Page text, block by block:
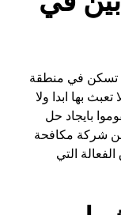
تسكن في منطقة
بها ابدا ولا
بايجاد حل
شركة مكافحة
التي